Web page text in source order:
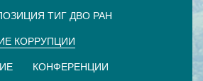
ТИГ ДВО РАН
КОРРУПЦИИ
КОНФЕРЕНЦИИ